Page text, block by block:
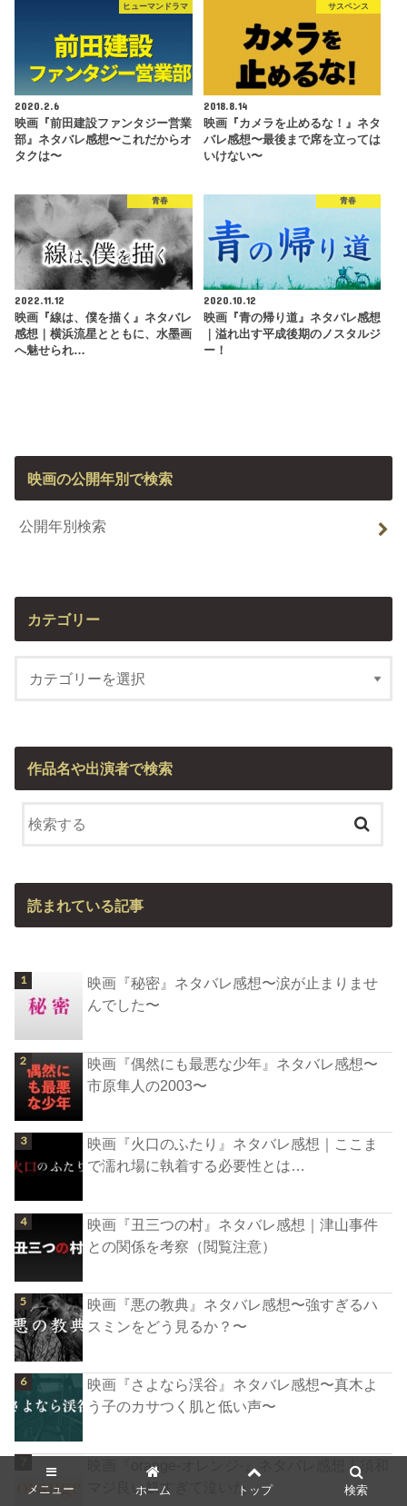
ヒューマンドラマ
2020.2.6
映画『前田建設ファンタジー営業
部』ネタバレ感想〜これだからオ
タクは〜
サスペンス
2018.8.14
映画『カメラを止めるな！』ネタ
バレ感想〜最後まで席を立っては
いけない〜
青春
2022.11.12
映画『線は、僕を描く』ネタバレ
感想｜横浜流星とともに、水墨画
へ魅せられ…
青春
2020.10.12
映画『青の帰り道』ネタバレ感想
｜溢れ出す平成後期のノスタルジ
ー！
映画の公開年別で検索
公開年別検索
カテゴリー
作品名や出演者で検索
読まれている記事
映画『秘密』ネタバレ感想〜涙が止まりませ
んでした〜
映画『偶然にも最悪な少年』ネタバレ感想〜
市原隼人の2003〜
映画『火口のふたり』ネタバレ感想｜ここま
で濡れ場に執着する必要性とは…
映画『丑三つの村』ネタバレ感想｜津山事件
との関係を考察（閲覧注意）
映画『悪の教典』ネタバレ感想〜強すぎるハ
スミンをどう見るか？〜
映画『さよなら渓谷』ネタバレ感想〜真木よ
う子のカサつく肌と低い声〜
映画『orange-オレンジ-』ネタバレ感想｜須和
マジ良い奴すぎて泣いた
メニュー ホーム トップ 検索